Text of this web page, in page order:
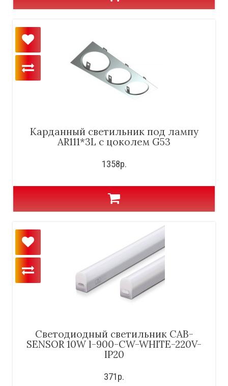
Карданный светильник под лампу
AR111*3L с цоколем G53
1358р.
Cветодиодный светильник CAB-
SENSOR 10W l-900-CW-WHITE-220V-
IP20
371р.